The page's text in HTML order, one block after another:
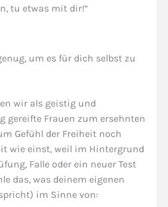
tu etwas mit dir!“
um es für dich selbst zu
wir als geistig und
gereifte Frauen zum ersehnten
Gefühl der Freiheit noch
wie einst, weil im Hintergrund
Falle oder ein neuer Test
das, was deinem eigenen
im Sinne von: